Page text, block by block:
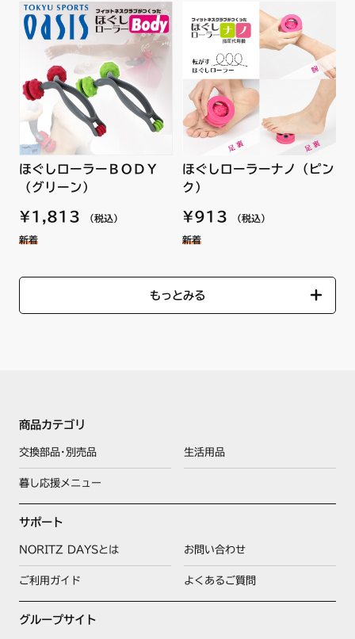
ほぐしローラーＢＯＤＹ
（グリーン）
¥1,813 （税込）
新着
ほぐしローラーナノ（ピン
ク）
¥913 （税込）
新着
もっとみる
商品カテゴリ
交換部品･別売品 生活用品
暮し応援メニュー
サポート
NORITZ DAYSとは お問い合わせ
ご利用ガイド よくあるご質問
グループサイト